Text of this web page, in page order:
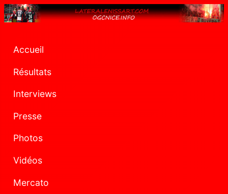
Accueil
Résultats
Interviews
Presse
Photos
Vidéos
Mercato